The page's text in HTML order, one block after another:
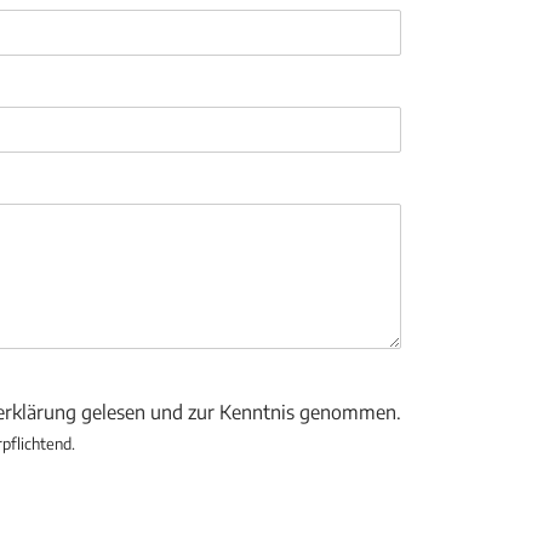
gelesen und zur Kenntnis genommen.